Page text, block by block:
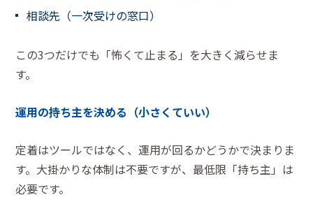
相談先（一次受けの窓口）
この3つだけでも「怖くて止まる」を大きく減らせま
す。
運用の持ち主を決める（小さくていい）
定着はツールではなく、運用が回るかどうかで決まりま
す。大掛かりな体制は不要ですが、最低限「持ち主」は
必要です。